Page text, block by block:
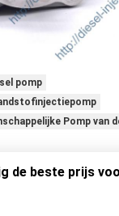
pomp
Pomp van
de beste prijs